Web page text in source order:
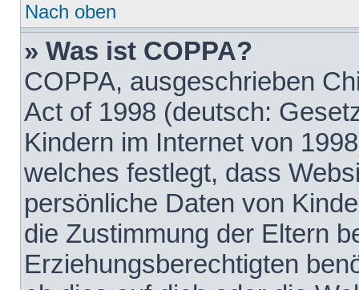
Nach oben
» Was ist COPPA?
COPPA, ausgeschrieben
Act of 1998 (deutsch:
Kindern im Internet von
welches festlegt, dass
persönliche Daten von
die Zustimmung der Eltern
Erziehungsberechtigten